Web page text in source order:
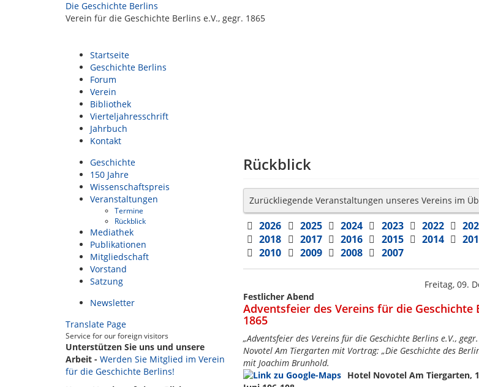
Die Geschichte Berlins
Verein für die Geschichte Berlins e.V., gegr. 1865
Startseite
Geschichte Berlins
Forum
Verein
Bibliothek
Vierteljahresschrift
Jahrbuch
Kontakt
Geschichte
150 Jahre
Wissenschaftspreis
Veranstaltungen
Termine
Rückblick
Mediathek
Publikationen
Mitgliedschaft
Vorstand
Satzung
Newsletter
Translate Page
Service for our foreign visitors
Unterstützen Sie uns und unsere
Arbeit - Werden Sie Mitglied im Verein
für die Geschichte Berlins!
Rückblick
Zurückliegende Veranstaltungen unseres Vereins im
2026 2025 2024 2023 2022
2018
2017 2016 2015 2014
2010
2009 2008 2007
Freitag, 09.
Festlicher Abend
Adventsfeier des Vereins für die Geschichte
1865
„Adventsfeier des Vereins für die Geschichte Berlins e.V.,
Novotel Am Tiergarten mit Vortrag: „Die Geschichte des
mit Joachim Brunhold.
Hotel Novotel Am Tiergarten,